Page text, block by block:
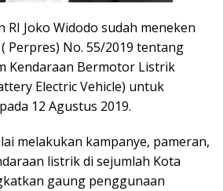
Joko Widodo sudah meneken
Perpres) No. 55/2019 tentang
Kendaraan Bermotor Listrik
Electric Vehicle) untuk
12 Agustus 2019.
melakukan kampanye, pameran,
listrik di sejumlah Kota
gaung penggunaan